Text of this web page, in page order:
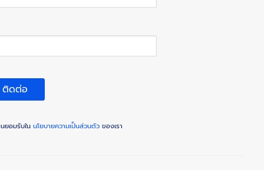
ติดต่อ
ยอมรับใน นโยบายความเป็นส่วนตัวของเรา